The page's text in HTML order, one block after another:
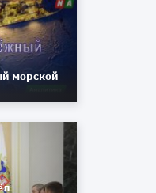
морской